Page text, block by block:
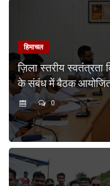
हिमाचल
ज़िला स्तरीय स्वतंत्रता
के संबंध में बैठक
0